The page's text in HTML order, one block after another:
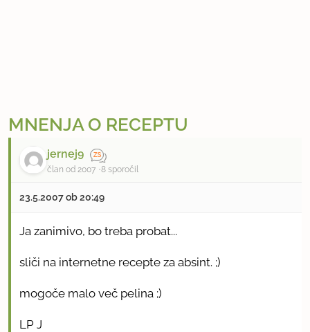
MNENJA O RECEPTU
jernej9
član od 2007 8 sporočil
23.5.2007 ob 20:49
Ja zanimivo, bo treba probat...
sliči na internetne recepte za absint. ;)
mogoče malo več pelina ;)
LP J